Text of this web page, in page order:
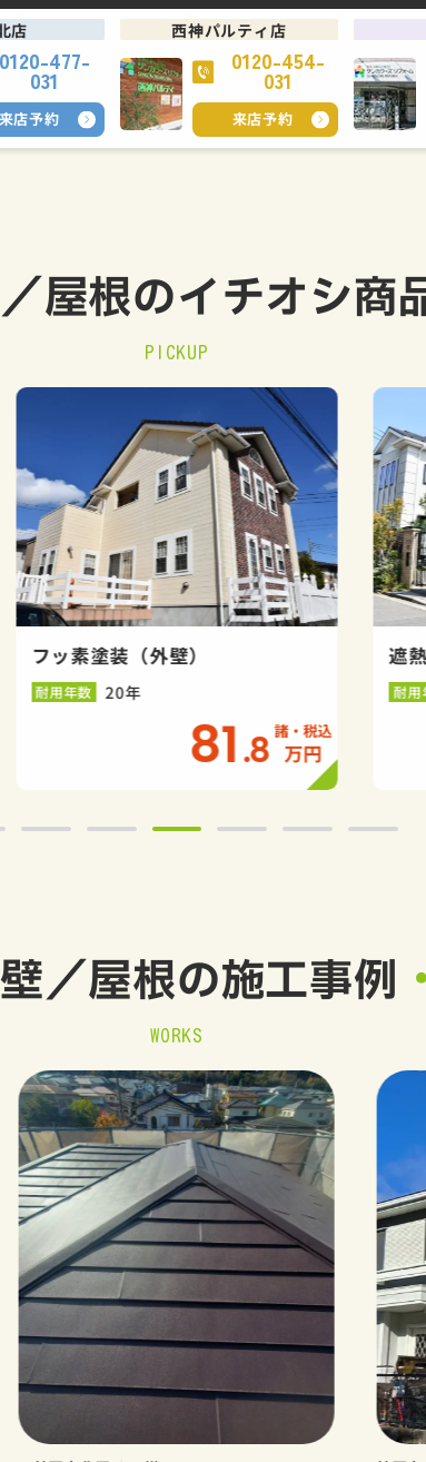
店
0120-477-
031
来店予約
西神パルティ店
0120-454-
031
来店予約
屋根のイチオシ商
PICKUP
フッ素塗装（外壁）
耐用年数 20年
81.8 万円
遮
耐用
／屋根の施工事例
WORKS